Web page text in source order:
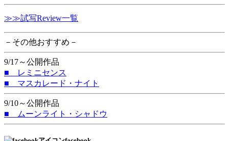
≫≫試写Review一覧
－その他おすすめ－
9/17～公開作品
■ レミニセンス
■ マスカレード・ナイト
9/10～公開作品
■ ムーンライト・シャドウ